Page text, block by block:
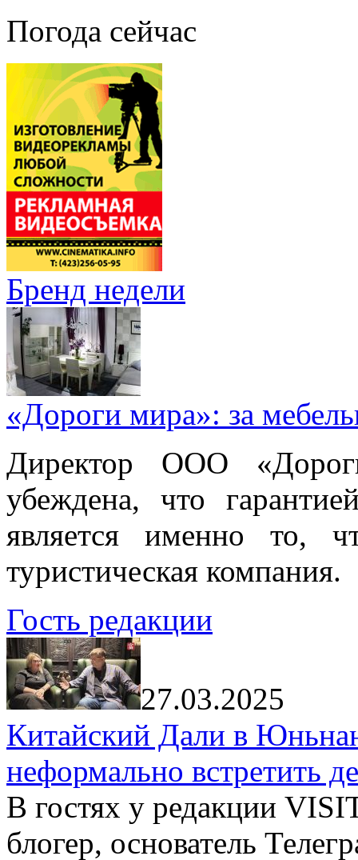
Погода сейчас
Бренд недели
«Дороги мира»: за
Директор ООО
убеждена, что
является именно то,
туристическая компания.
Гость редакции
27.03.2025
Китайский Дали в
неформально встретить
В гостях у редакции
блогер, основатель